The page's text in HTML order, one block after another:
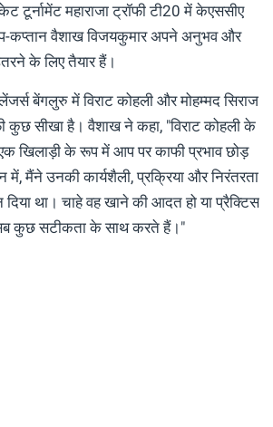
टूर्नामेंट महाराजा ट्रॉफी टी20 में केएससीए
कप्तान वैशाख विजयकुमार अपने अनुभव और
के लिए तैयार हैं।
बेंगलुरु में विराट कोहली और मोहम्मद सिराज
कुछ सीखा है। वैशाख ने कहा, "विराट कोहली के
खिलाड़ी के रूप में आप पर काफी प्रभाव छोड़
मैंने उनकी कार्यशैली, प्रक्रिया और निरंतरता
दिया था। चाहे वह खाने की आदत हो या प्रैक्टिस
सब कुछ सटीकता के साथ करते हैं।"